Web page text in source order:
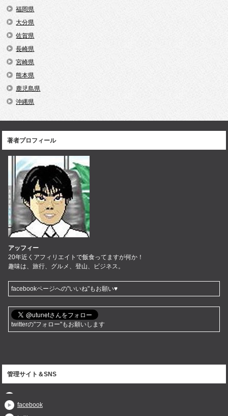
福岡県
大分県
佐賀県
長崎県
宮崎県
熊本県
鹿児島県
沖縄県
著者プロフィール
アッフィー
20年近くアフィリエイトで飯食ってますが何か！
趣味は、旅行、グルメ、登山、ビジネス。
facebookページへの"いいね"もお願い♥
twitterの"フォロー"もお願いします
管理サイト＆SNS
facebook